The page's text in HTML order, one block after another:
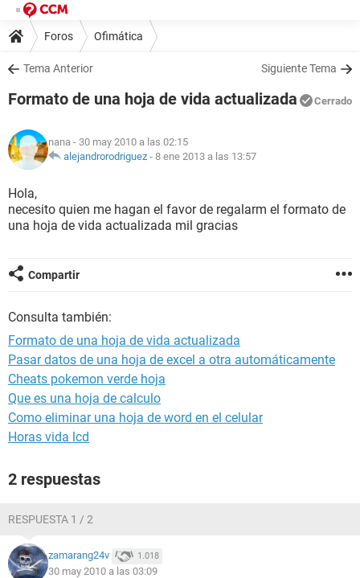
Foros Ofimática
Tema Anterior Siguiente Tema
Formato de una hoja de vida actualizada Cerrado
nana - 30 may 2010 a las 02:15
alejandrorodriguez - 8 ene 2013 a las 13:57
Hola,
necesito quien me hagan el favor de regalarm el formato de
una hoja de vida actualizada mil gracias
Compartir
Consulta también:
Formato de una hoja de vida actualizada
Pasar datos de una hoja de excel a otra automáticamente
Cheats pokemon verde hoja
Que es una hoja de calculo
Como eliminar una hoja de word en el celular
Horas vida lcd
2 respuestas
RESPUESTA 1 / 2
zamarang24v 1.018
30 may 2010 a las 03:09